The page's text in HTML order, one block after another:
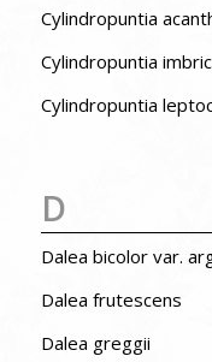
Cylindropuntia
Cylindropuntia
Cylindropuntia
D
Dalea bicolor var.
Dalea frutescens
Dalea greggii